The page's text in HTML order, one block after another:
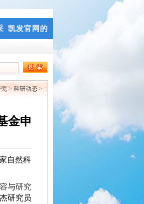
凯发官网的
>科研动态>
金申
自然科
与研究
研究员